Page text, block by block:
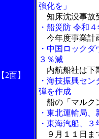
【2面】
強化を」
知床沈没事故
・船災防 令和
今年度事業計
・中国ロック
３％減
内航船社は下
・海技振興セ
弾を作成
船の「マルク
・東北運輸局
・東海汽船、
９月１１日ま